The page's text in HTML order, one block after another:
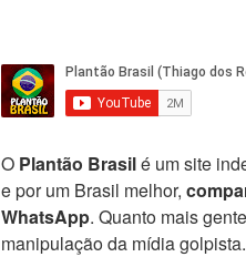
O Plantão Brasilé um site
e por um Brasil melhor,
WhatsApp. Quanto mais
manipulação da mídia golpista.